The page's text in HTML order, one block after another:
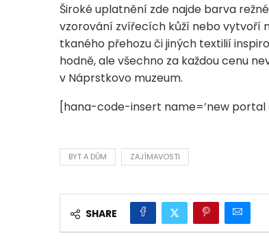
Široké uplatnění zde najde barva
vzorování zvířecích kůží nebo vytvoří
tkaného přehozu či jiných textilií
hodně, ale všechno za každou cenu
v Náprstkovo muzeum.
[hana-code-insert name=’new portal
BYT A DŮM ZAJÍMAVOSTI
SHARE